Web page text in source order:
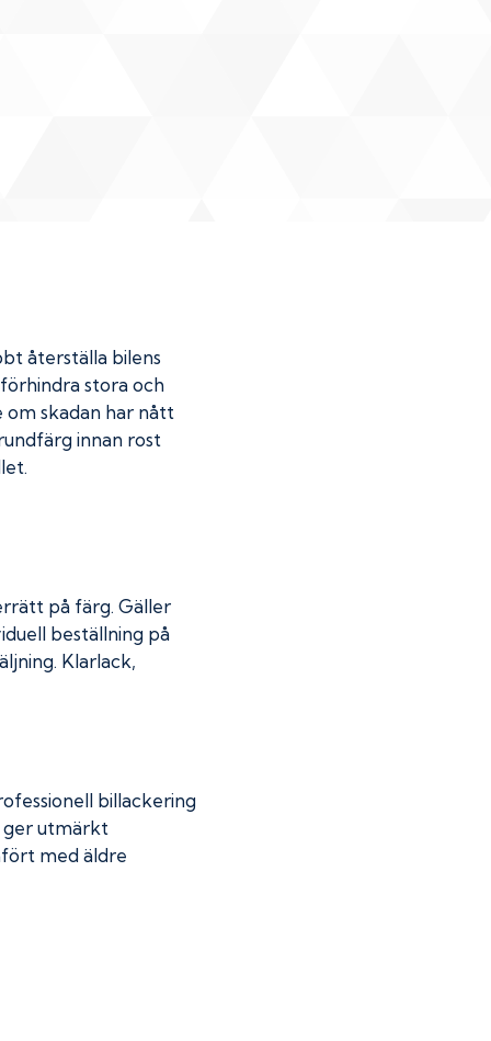
återställa bilens
stora och
skadan har nått
innan rost
på färg. Gäller
beställning på
Klarlack,
billackering
ger utmärkt
med äldre